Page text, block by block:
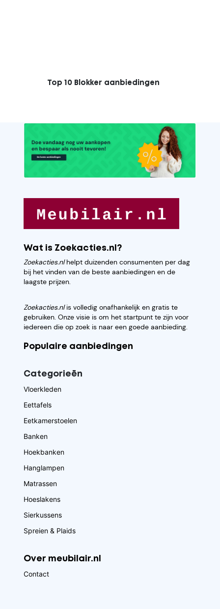
Top 10 Blokker aanbiedingen
Wat is Zoekacties.nl?
Zoekacties.nlhelpt duizenden consumenten per dag
bij het vinden van de beste aanbiedingen en de
laagste prijzen.
Zoekacties.nlis volledig onafhankelijk en gratis te
gebruiken. Onze visie is om het startpunt te zijn voor
iedereen die op zoek is naar een goede aanbieding.
Populaire aanbiedingen
Categorieēn
Vloerkleden
Eettafels
Eetkamerstoelen
Banken
Hoekbanken
Hanglampen
Matrassen
Hoeslakens
Sierkussens
Spreien & Plaids
Over meubilair.nl
Contact